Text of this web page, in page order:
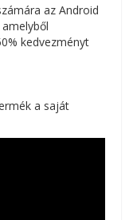
az Android
kedvezményt
a saját